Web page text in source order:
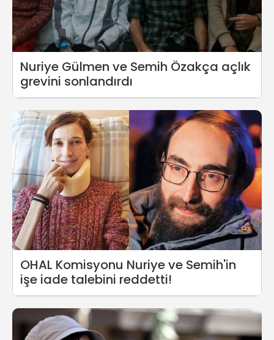
Nuriye Gülmen ve Semih Özakça açlık
grevini sonlandırdı
OHAL Komisyonu Nuriye ve Semih'in
işe iade talebini reddetti!